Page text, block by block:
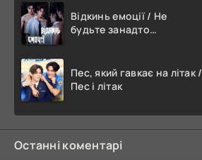
Відкинь емоції / Не
будьте занадто
Пес, який гавкає на літак /
Пес і літак
Останні коментарі